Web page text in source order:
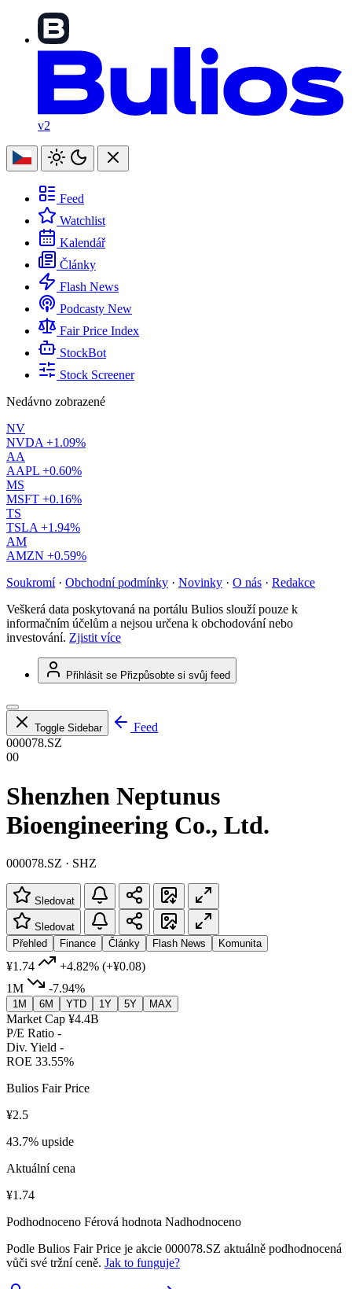
v2
Feed
Watchlist
Kalendář
Články
Flash News
Podcasty New
Fair Price Index
StockBot
Stock Screener
Nedávno zobrazené
NV
NVDA +1.09%
AA
AAPL +0.60%
MS
MSFT +0.16%
TS
TSLA +1.94%
AM
AMZN +0.59%
Soukromí · Obchodní podmínky · Novinky · O nás · Redakce
Veškerá data poskytovaná na portálu Bulios slouží pouze k
informačním účelům a nejsou určena k obchodování nebo
investování. Zjistit více
Přihlásit se Přizpůsobte si svůj feed
Toggle Sidebar
Feed
000078.SZ
00
Shenzhen Neptunus
Bioengineering Co., Ltd.
000078.SZ · SHZ
Sledovat
Sledovat
Přehled
Finance Články Flash News Komunita
¥1.74 +4.82% (+¥0.08)
1M
-7.94%
1M 6M YTD 1Y 5Y MAX
Market Cap ¥4.4B
P/E Ratio -
Div. Yield -
ROE 33.55%
Bulios Fair Price
¥2.5
43.7% upside
Aktuální cena
¥1.74
Podhodnoceno Férová hodnota Nadhodnoceno
Podle Bulios Fair Price je akcie 000078.SZ aktuálně podhodnocená
vůči své tržní ceně. Jak to funguje?